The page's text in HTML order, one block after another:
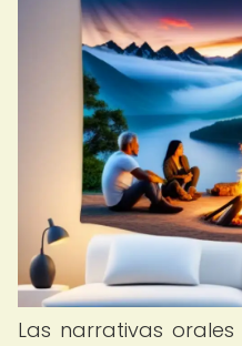
Las narrativas